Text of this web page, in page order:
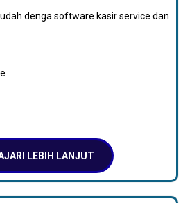
denga software kasir service dan
LEBIH LANJUT